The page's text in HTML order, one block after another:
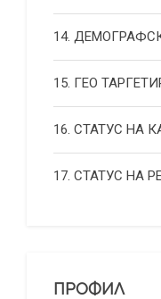
14.
15. ГЕО
16. СТАТУС НА
17. СТАТУС НА
ПРОФИЛ